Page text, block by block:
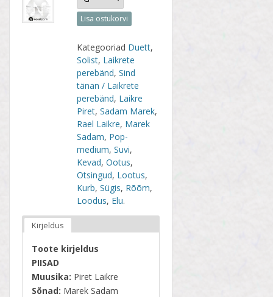
Lisa ostukorvi
Kategooriad Duett,
Solist, Laikrete
perebänd,Sind
tänan / Laikrete
perebänd, Laikre
Piret,Sadam Marek,
Rael Laikre, Marek
Sadam, Pop-
medium,Suvi,
Kevad,Ootus,
Otsingud, Lootus,
Kurb,Sügis, Rõõm,
Loodus, Elu.
Kirjeldus
Toote kirjeldus
PIISAD
Muusika: Piret Laikre
Sõnad: Marek Sadam